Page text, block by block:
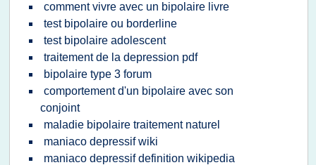
comment vivre avec un bipolaire livre
test bipolaire ou borderline
test bipolaire adolescent
traitement de la depression pdf
bipolaire type 3 forum
comportement d'un bipolaire avec son
conjoint
maladie bipolaire traitement naturel
maniaco depressif wiki
maniaco depressif definition wikipedia